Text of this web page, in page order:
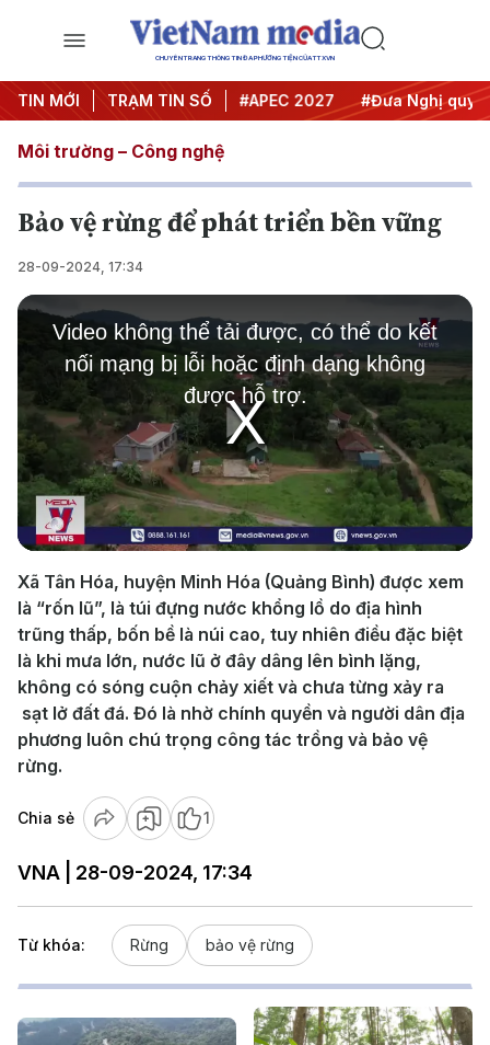
CHUYÊN TRANG THÔNG TIN ĐA PHƯƠNG TIỆN CỦA TTXVN
TIN MỚI TRẠM TIN SỐ
#Hội nghị Trung ương 3 #APEC 2027 #Đưa Nghị quyết
Môi trường – Công nghệ
Bảo vệ rừng để phát triển bền vững
28-09-2024, 17:34
Play
Video
This
window.
Video không thể tải được, có thể do kết
nối mạng bị lỗi hoặc định dạng không
được hỗ trợ.
Xã Tân Hóa, huyện Minh Hóa (Quảng Bình) được xem
là “rốn lũ”, là túi đựng nước khổng lồ do địa hình
trũng thấp, bốn bề là núi cao, tuy nhiên điều đặc biệt
là khi mưa lớn, nước lũ ở đây dâng lên bình lặng,
không có sóng cuộn chảy xiết và chưa từng xảy ra
sạt lở đất đá. Đó là nhờ chính quyền và người dân địa
phương luôn chú trọng công tác trồng và bảo vệ
rừng.
Chia sẻ 1
VNA | 28-09-2024, 17:34
Từ khóa: Rừng bảo vệ rừng